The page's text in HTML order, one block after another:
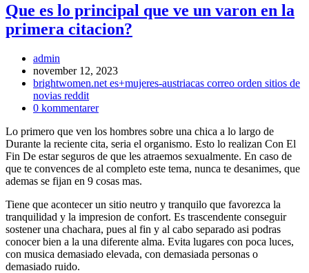
Que es lo principal que ve un varon en la
primera citacion?
Inläggsförfattare:
admin
Inlägget
publicerat:
november 12, 2023
Inläggskategori:
brightwomen.net es+mujeres-austriacas correo orden sitios de
novias reddit
Kommentarer
inlägget:
0 kommentarer
Lo primero que ven los hombres sobre una chica a lo largo de
Durante la reciente cita, seri­a el organismo. Esto lo realizan Con El
Fin De estar seguros de que les atraemos sexualmente. En caso de
que te convences de al completo este tema, nunca te desanimes, que
ademas se fijan en 9 cosas mas.
Tiene que acontecer un sitio neutro y tranquilo que favorezca la
tranquilidad y la impresion de confort. Es trascendente conseguir
sostener una chachara, pues al fin y al cabo separado asi podras
conocer bien a la una diferente alma. Evita lugares con poca luces,
con musica demasiado elevada, con demasiada personas o
demasiado ruido.